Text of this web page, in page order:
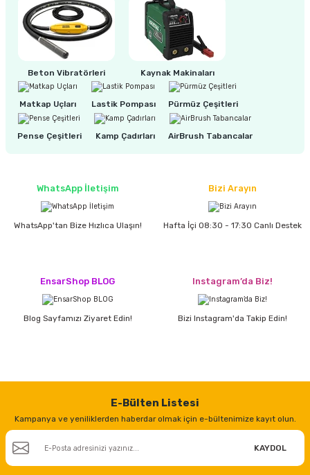
Beton Vibratörleri Kaynak Makinaları
Matkap Uçları Lastik Pompası Pürmüz Çeşitleri
Pense Çeşitleri Kamp Çadırları AirBrush Tabancalar
WhatsApp İletişim
WhatsApp'tan Bize Hızlıca Ulaşın!
Bizi Arayın
Hafta İçi 08:30 - 17:30 Canlı Destek
EnsarShop BLOG
Blog Sayfamızı Ziyaret Edin!
Instagram’da Biz!
Bizi Instagram'da Takip Edin!
E-Bülten Listesi
Kampanya ve yeniliklerden haberdar olmak için e-bültenimize kayıt olun.
KAYDOL